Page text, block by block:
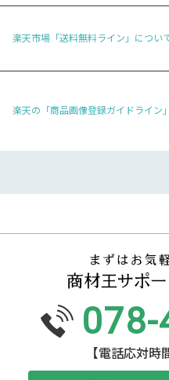
楽天市場「送料無料ライン」につい
楽天の「商品画像登録ガイドライン
078-
【電話応対時